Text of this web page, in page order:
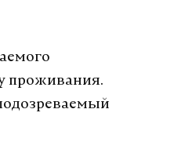
проживания.